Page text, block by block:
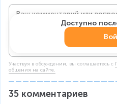
Участвуя в обсуждении, вы соглашаетесь c
общения на сайте.
Доступно
35 комментариев